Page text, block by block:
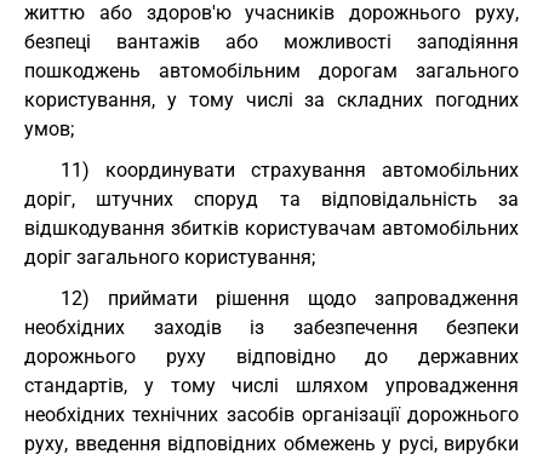
життю або здоров'ю учасників дорожнього руху,
безпеці вантажів або можливості заподіяння
пошкоджень автомобільним дорогам загального
користування, у тому числі за складних погодних
умов;
11) координувати страхування автомобільних
доріг, штучних споруд та відповідальність за
відшкодування збитків користувачам автомобільних
доріг загального користування;
12) приймати рішення щодо запровадження
необхідних заходів із забезпечення безпеки
дорожнього руху відповідно до державних
стандартів, у тому числі шляхом упровадження
необхідних технічних засобів організації дорожнього
руху, введення відповідних обмежень у русі, вирубки